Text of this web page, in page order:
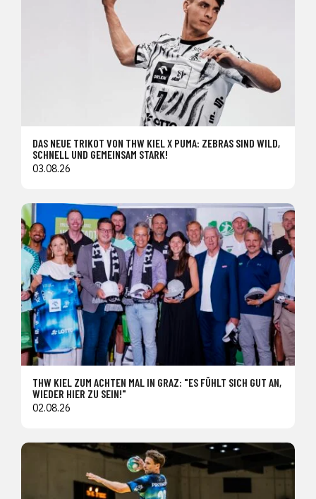
DAS NEUE TRIKOT VON THW KIEL X PUMA: ZEBRAS SIND WILD,
SCHNELL UND GEMEINSAM STARK!
03.08.26
THW KIEL ZUM ACHTEN MAL IN GRAZ: "ES FÜHLT SICH GUT AN,
WIEDER HIER ZU SEIN!"
02.08.26